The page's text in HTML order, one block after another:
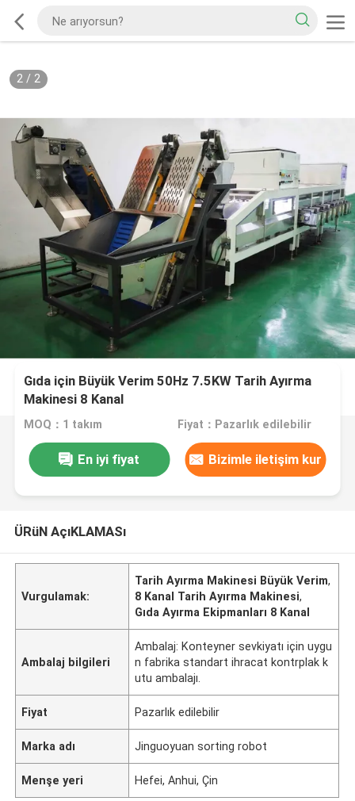
2/ 2
Gıda için Büyük Verim 50Hz 7.5KW Tarih Ayırma
Makinesi 8 Kanal
MOQ：1 takım Fiyat：Pazarlık edilebilir
En iyi fiyat Bizimle iletişim kur
ÜRüN AçıKLAMASı
Vurgulamak:
Tarih Ayırma Makinesi Büyük Verim,
8 Kanal Tarih Ayırma Makinesi,
Gıda Ayırma Ekipmanları 8 Kanal
Ambalaj bilgileri
Ambalaj: Konteyner sevkiyatı için uygu
n fabrika standart ihracat kontrplak k
utu ambalajı.
Fiyat Pazarlık edilebilir
Marka adı Jinguoyuan sorting robot
Menşe yeri Hefei, Anhui, Çin